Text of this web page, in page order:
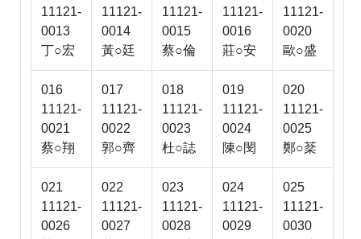
11121-
0013
丁○宏
11121-
0014
黃○廷
11121-
0015
蔡○倫
11121-
0016
莊○安
11121-
0020
歐○盛
016
11121-
0021
蔡○翔
017
11121-
0022
郭○齊
018
11121-
0023
杜○誌
019
11121-
0024
陳○閔
020
11121-
0025
鄭○棻
021
11121-
0026
022
11121-
0027
023
11121-
0028
024
11121-
0029
025
11121-
0030